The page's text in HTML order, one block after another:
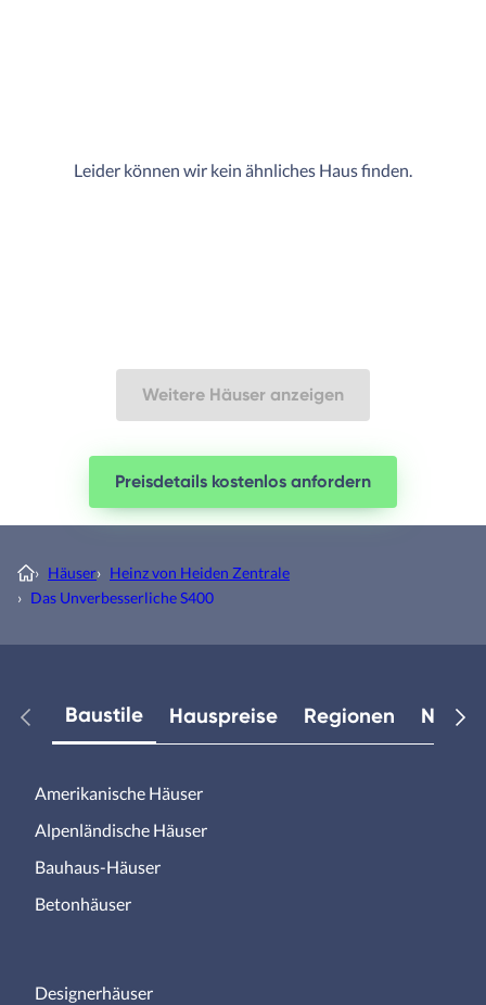
Leider können wir kein ähnliches Haus finden.
Weitere Häuser anzeigen
Preisdetails kostenlos anfordern
› Häuser› Heinz von Heiden Zentrale
› Das Unverbesserliche S400
Baustile Hauspreise Regionen
Amerikanische Häuser
Alpenländische Häuser
Bauhaus-Häuser
Betonhäuser
Designerhäuser